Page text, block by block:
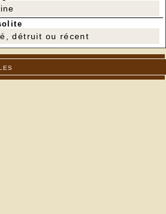
détruit ou récent